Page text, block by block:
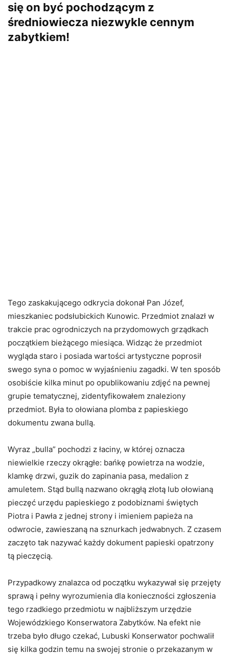
się on być pochodzącym z
średniowiecza niezwykle cennym
zabytkiem!
Tego zaskakującego odkrycia dokonał Pan Józef,
mieszkaniec podsłubickich Kunowic. Przedmiot znalazł w
trakcie prac ogrodniczych na przydomowych grządkach
początkiem bieżącego miesiąca. Widząc że przedmiot
wygląda staro i posiada wartości artystyczne poprosił
swego syna o pomoc w wyjaśnieniu zagadki. W ten sposób
osobiście kilka minut po opublikowaniu zdjęć na pewnej
grupie tematycznej, zidentyfikowałem znaleziony
przedmiot. Była to ołowiana plomba z papieskiego
dokumentu zwana bullą.
Wyraz „bulla” pochodzi z łaciny, w której oznacza
niewielkie rzeczy okrągłe: bańkę powietrza na wodzie,
klamkę drzwi, guzik do zapinania pasa, medalion z
amuletem. Stąd bullą nazwano okrągłą złotą lub ołowianą
pieczęć urzędu papieskiego z podobiznami świętych
Piotra i Pawła z jednej strony i imieniem papieża na
odwrocie, zawieszaną na sznurkach jedwabnych. Z czasem
zaczęto tak nazywać każdy dokument papieski opatrzony
tą pieczęcią.
Przypadkowy znalazca od początku wykazywał się przejęty
sprawą i pełny wyrozumienia dla konieczności zgłoszenia
tego rzadkiego przedmiotu w najbliższym urzędzie
Wojewódzkiego Konserwatora Zabytków. Na efekt nie
trzeba było długo czekać, Lubuski Konserwator pochwalił
się kilka godzin temu na swojej stronie o przekazanym w